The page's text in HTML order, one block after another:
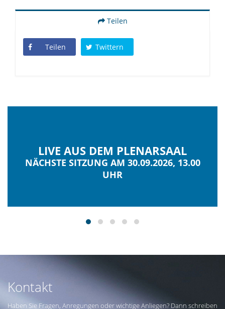
Teilen
Teilen Twittern
LIVE AUS DEM PLENARSAAL
NÄCHSTE SITZUNG AM 30.09.2026, 13.00
UHR
Kontakt
Haben Sie Fragen, Anregungen oder wichtige Anliegen? Dann schreiben